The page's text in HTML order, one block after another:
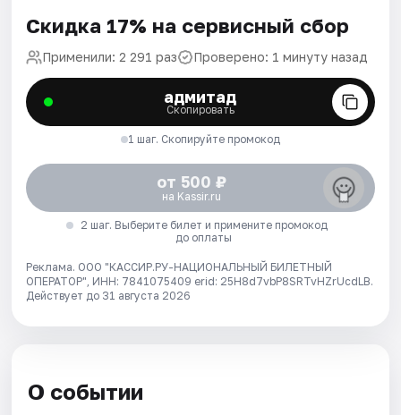
Скидка 17% на сервисный сбор
Применили: 2 291 раз Проверено: 1 минуту назад
адмитад
Скопировать
1 шаг. Скопируйте промокод
от 500 ₽
на Kassir.ru
2 шаг. Выберите билет и примените промокод
до оплаты
Реклама. ООО "КАССИР.РУ-НАЦИОНАЛЬНЫЙ БИЛЕТНЫЙ
ОПЕРАТОР", ИНН: 7841075409 erid: 25H8d7vbP8SRTvHZrUcdLB.
Действует до 31 августа 2026
О событии